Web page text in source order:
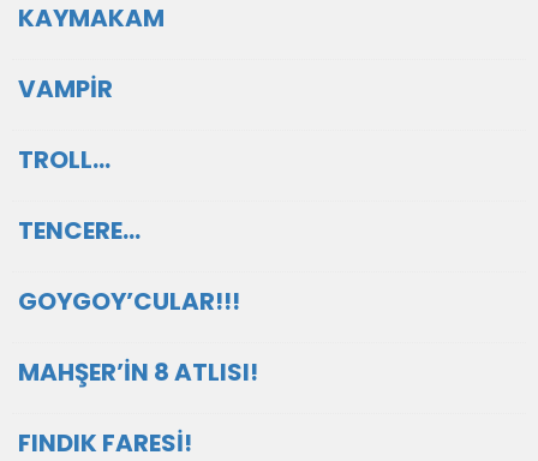
KAYMAKAM
VAMPİR
TROLL…
TENCERE…
GOYGOY’CULAR!!!
MAHŞER’İN 8 ATLISI!
FINDIK FARESİ!